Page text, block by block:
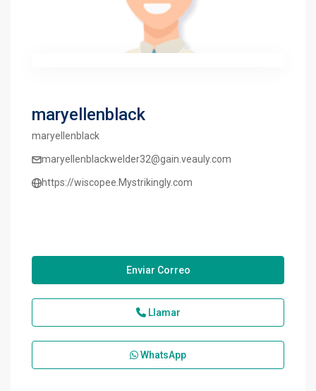
maryellenblack
maryellenblack
maryellenblackwelder32@gain.veauly.com
https://wiscopee.Mystrikingly.com
Enviar Correo
Llamar
WhatsApp